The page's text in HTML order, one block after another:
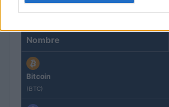
COTIZACIONES CRYPTO
Nombre
Bitcoin
(BTC)